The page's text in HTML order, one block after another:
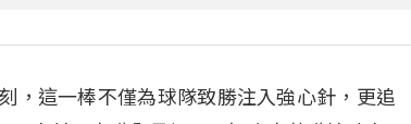
，這一棒不僅為球隊致勝注入強心針，更追